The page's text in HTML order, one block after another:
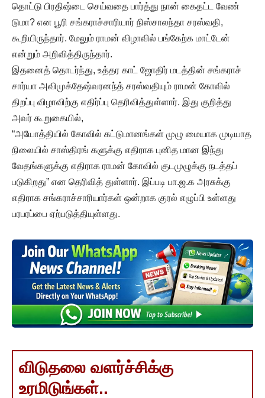
தொட்டு பிரதிஷ்டை செய்வதை பார்த்து நான் கைதட்ட வேண்
டுமா? என பூரி சங்கராச்சாரியார் நிஸ்சாலந்தா சரஸ்வதி,
கூறியிருந்தார். மேலும் ராமன் விழாவில் பங்கேற்க மாட்டேன்
என்றும் அறிவித்திருந்தார்.
இதனைத் தொடர்ந்து, உத்தர காட் ஜோதிர் மடத்தின் சங்கராச்
சார்யா அவிமுக்தேஷ்வரனந்த் சரஸ்வதியும் ராமன் கோவில்
திறப்பு விழாவிற்கு எதிர்ப்பு தெரிவித்துள்ளார். இது குறித்து
அவர் கூறுகையில்,
“அயோத்தியில் கோவில் கட்டுமானங்கள் முழு மையாக முடியாத
நிலையில் சாஸ்திரங் களுக்கு எதிராக புனித மான இந்து
வேதங்களுக்கு எதிராக ராமன் கோவில் குடமுழுக்கு நடத்தப்
படுகிறது” என தெரிவித் துள்ளார். இப்படி பா.ஜ.க அரசுக்கு
எதிராக சங்கராச்சாரியார்கள் ஒன்றாக குரல் எழுப்பி உள்ளது
பரபரப்பை ஏற்படுத்தியுள்ளது.
விடுதலை வளர்ச்சிக்கு
உரமிடுங்கள்..